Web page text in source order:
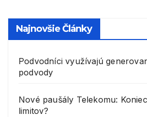
Najnovšie Články
Podvodníci využívajú
podvody
Nové paušály Telekomu:
limitov?